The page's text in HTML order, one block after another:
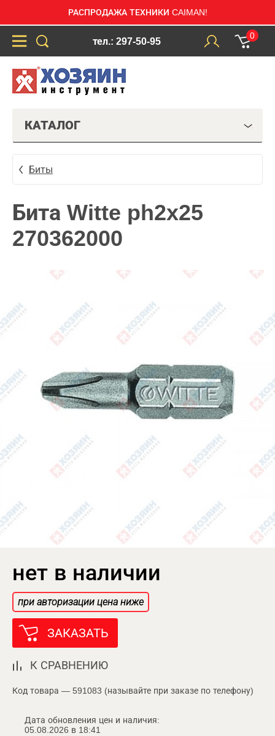
РАСПРОДАЖА ТЕХНИКИ CAIMAN!
тел.: 297-50-95
0
КАТАЛОГ
Биты
Бита Witte ph2x25
270362000
нет в наличии
при авторизации цена ниже
ЗАКАЗАТЬ
К СРАВНЕНИЮ
Код товара — 591083 (называйте при заказе по телефону)
Дата обновления цен и наличия:
05.08.2026 в 18:41